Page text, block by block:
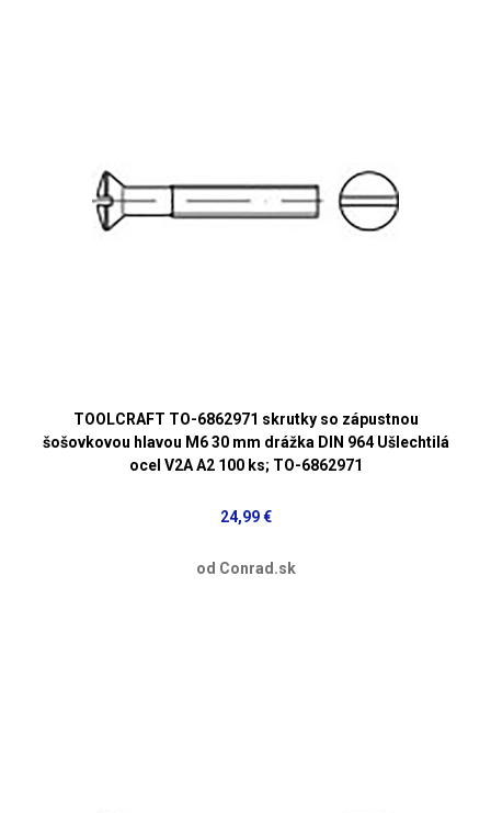
TOOLCRAFT TO-6862971 skrutky so zápustnou
šošovkovou hlavou M6 30 mm drážka DIN 964 Ušlechtilá
ocel V2A A2 100 ks; TO-6862971
24,99 €
od Conrad.sk